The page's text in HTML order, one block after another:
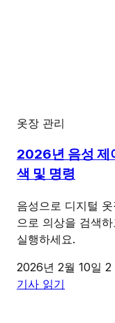
옷장 관리
2026년 음성 제
색 및 명령
음성으로 디지털
으로 의상을 검색
실행하세요.
2026년 2월 10일 2
기사 읽기